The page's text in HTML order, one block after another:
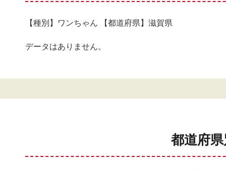
【種別】ワンちゃん 【都道府県】滋賀県
データはありません。
都道府